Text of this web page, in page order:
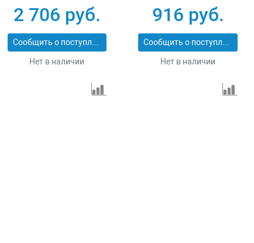
Сибртех 731013
2 706 руб.
Сообщить о поступлении
Нет в наличии
резка Matrix
Professional 73128
916 руб.
Сообщить о поступлении
Нет в наличии